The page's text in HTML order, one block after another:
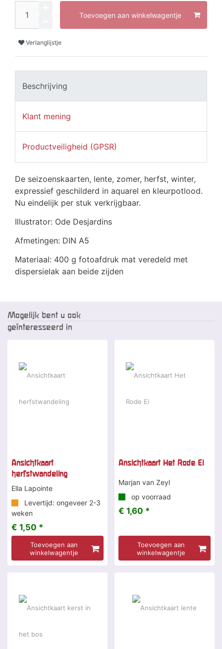
Toevoegen aan winkelwagentje
Verlanglijstje
Beschrijving
Klant mening
Productveiligheid (GPSR)
De seizoenskaarten, lente, zomer, herfst, winter,
expressief geschilderd in aquarel en kleurpotlood.
Nu eindelijk per stuk verkrijgbaar.
Illustrator: Ode Desjardins
Afmetingen: DIN A5
Materiaal: 400 g fotoafdruk mat veredeld met
dispersielak aan beide zijden
Mogelijk bent u ook
geïnteresseerd in
Ansichtkaart
herfstwandeling
Ella Lapointe
Levertijd: ongeveer 2-3
weken
€ 1,50 *
Toevoegen aan
winkelwagentje
Ansichtkaart Het Rode Ei
Marjan van Zeyl
op voorraad
€ 1,60 *
Toevoegen aan
winkelwagentje